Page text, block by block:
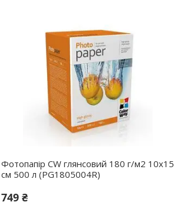
Фотопапір CW глянсовий 180 г/м2 10х15
см 500 л (PG1805004R)
749 ₴